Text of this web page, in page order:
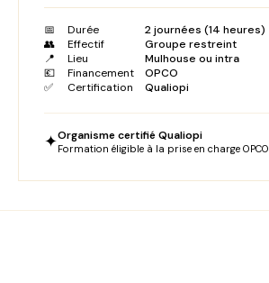
📅 Durée
2 journées (14 heures)
👥
Effectif
Groupe restreint
📍
Lieu
Mulhouse ou intra
💶
Financement
OPCO
✅
Certification Qualiopi
✦Organisme certifié Qualiopi
Formation éligible à la prise en charge OPCO